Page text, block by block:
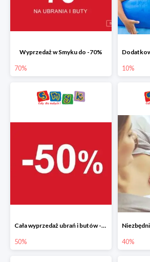
Wyprzedaż w Smyku do -70%
70% 10%
Cała wyprzedaż ubrań i butów -50%
50% 40%